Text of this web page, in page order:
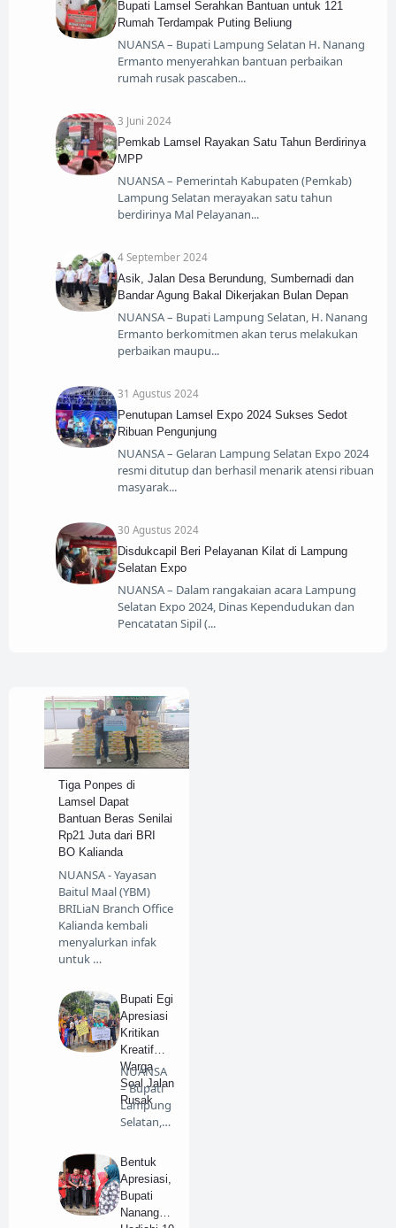
Bupati Lamsel Serahkan Bantuan untuk 121
Rumah Terdampak Puting Beliung
NUANSA – Bupati Lampung Selatan H. Nanang
Ermanto menyerahkan bantuan perbaikan
rumah rusak pascaben
3 Juni 2024
Pemkab Lamsel Rayakan Satu Tahun Berdirinya
MPP
NUANSA – Pemerintah Kabupaten (Pemkab)
Lampung Selatan merayakan satu tahun
berdirinya Mal Pelayanan
4 September 2024
Asik, Jalan Desa Berundung, Sumbernadi dan
Bandar Agung Bakal Dikerjakan Bulan Depan
NUANSA – Bupati Lampung Selatan, H. Nanang
Ermanto berkomitmen akan terus melakukan
perbaikan maupu
31 Agustus 2024
Penutupan Lamsel Expo 2024 Sukses Sedot
Ribuan Pengunjung
NUANSA – Gelaran Lampung Selatan Expo 2024
resmi ditutup dan berhasil menarik atensi ribuan
masyarak
30 Agustus 2024
Disdukcapil Beri Pelayanan Kilat di Lampung
Selatan Expo
NUANSA – Dalam rangakaian acara Lampung
Selatan Expo 2024, Dinas Kependudukan dan
Pencatatan Sipil (
Tiga Ponpes di
Lamsel Dapat
Bantuan Beras Senilai
Rp21 Juta dari BRI
BO Kalianda
NUANSA - Yayasan
Baitul Maal (YBM)
BRILiaN Branch Office
Kalianda kembali
menyalurkan infak
untuk …
Bupati Egi
Apresiasi
Kritikan
Kreatif
Warga
Soal Jalan
Rusak
NUANSA
– Bupati
Lampung
Selatan,
Egi Pra…
Bentuk
Apresiasi,
Bupati
Nanang